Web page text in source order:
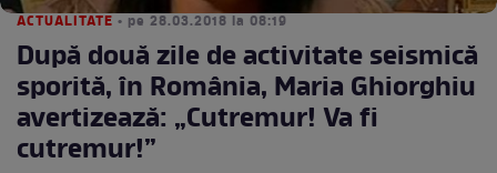
ACTUALITATE • pe 28.03.2018 la 08:19
După două zile de activitate seismică
sporită, în România, Maria Ghiorghiu
avertizează: „Cutremur! Va fi
cutremur!”